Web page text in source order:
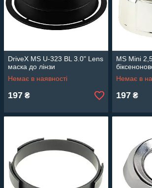
DriveX MS U-323 BL 3.0" Lens
маска до лінзи
Немає в наявності
197 ₴
MS Mini
Немає в
197 ₴